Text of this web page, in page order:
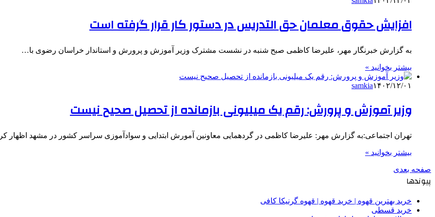
افزایش حقوق معلمان حق التدریس در دستور کار قرار گرفته است
به گزارش خبرنگار مهر، علیرضا کاظمی صبح شنبه در نشست مشترک وزیر آموزش و پرورش و استاندار خراسان رضوی با…
بیشتر بخوانید »
samkia۱۴۰۲/۱۲/۰۱
وزیر آموزش و پرورش: رقم یک میلیونی بازمانده از تحصیل صحیح نیست
تهران اجتماعی:به گزارش مهر: علیرضا کاظمی در گردهمایی معاونین آمورش ابتدایی و سوادآموزی سراسر کشور در مشهد اظهار
بیشتر بخوانید »
صفحه بعدی
پیوندها
خرید بهترین قهوه | خرید قهوه | قهوه گرنیکا کافی
خرید قسطی